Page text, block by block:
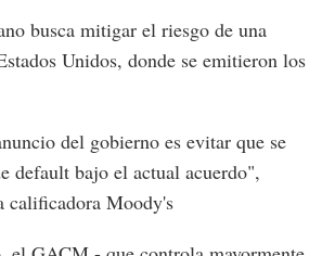
busca mitigar el riesgo de una
Unidos, donde se emitieron los
del gobierno es evitar que se
default bajo el actual acuerdo",
calificadora Moody's